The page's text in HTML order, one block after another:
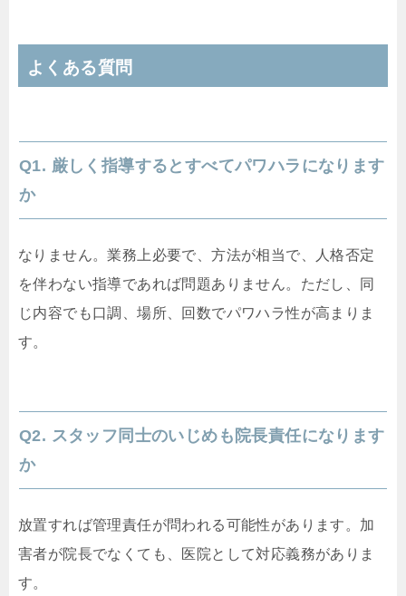
よくある質問
Q1. 厳しく指導するとすべてパワハラになります
か
なりません。業務上必要で、方法が相当で、人格否定
を伴わない指導であれば問題ありません。ただし、同
じ内容でも口調、場所、回数でパワハラ性が高まりま
す。
Q2. スタッフ同士のいじめも院長責任になります
か
放置すれば管理責任が問われる可能性があります。加
害者が院長でなくても、医院として対応義務がありま
す。